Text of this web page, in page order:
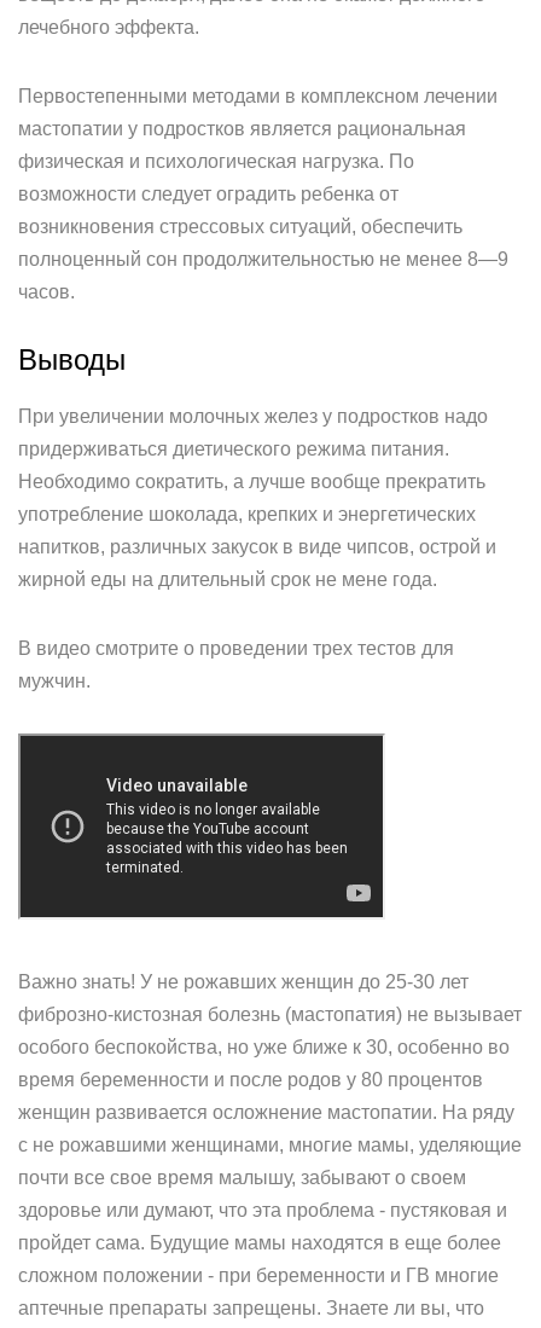
лечебного эффекта.
Первостепенными методами в комплексном лечении
мастопатии у подростков является рациональная
физическая и психологическая нагрузка. По
возможности следует оградить ребенка от
возникновения стрессовых ситуаций, обеспечить
полноценный сон продолжительностью не менее 8—9
часов.
Выводы
При увеличении молочных желез у подростков надо
придерживаться диетического режима питания.
Необходимо сократить, а лучше вообще прекратить
употребление шоколада, крепких и энергетических
напитков, различных закусок в виде чипсов, острой и
жирной еды на длительный срок не мене года.
В видео смотрите о проведении трех тестов для
мужчин.
Важно знать! У не рожавших женщин до 25-30 лет
фиброзно-кистозная болезнь (мастопатия) не вызывает
особого беспокойства, но уже ближе к 30, особенно во
время беременности и после родов у 80 процентов
женщин развивается осложнение мастопатии. На ряду
с не рожавшими женщинами, многие мамы, уделяющие
почти все свое время малышу, забывают о своем
здоровье или думают, что эта проблема - пустяковая и
пройдет сама. Будущие мамы находятся в еще более
сложном положении - при беременности и ГВ многие
аптечные препараты запрещены. Знаете ли вы, что